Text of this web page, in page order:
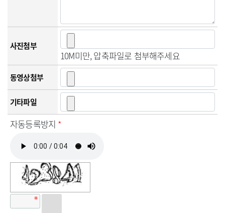
사진첨부
10M미만, 압축파일로 첨부해주세요
동영상첨부
기타파일
자동등록방지 *